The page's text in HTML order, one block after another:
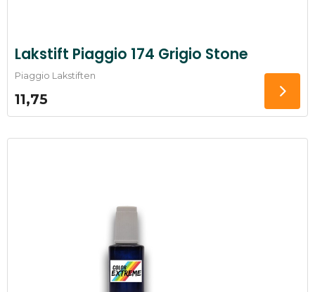
Lakstift Piaggio 174 Grigio Stone
Piaggio Lakstiften
11,75